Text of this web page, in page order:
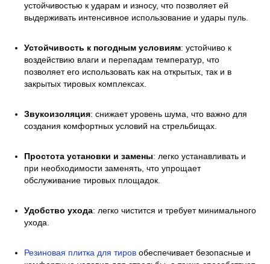
устойчивостью к ударам и износу, что позволяет ей
выдерживать интенсивное использование и удары пуль.
Устойчивость к погодным условиям: устойчиво к
воздействию влаги и перепадам температур, что
позволяет его использовать как на открытых, так и в
закрытых тировых комплексах.
Звукоизоляция: снижает уровень шума, что важно для
создания комфортных условий на стрельбищах.
Простота установки и замены: легко устанавливать и
при необходимости заменять, что упрощает
обслуживание тировых площадок.
Удобство ухода: легко чистится и требует минимального
ухода.
Резиновая плитка для тиров обеспечивает безопасные и